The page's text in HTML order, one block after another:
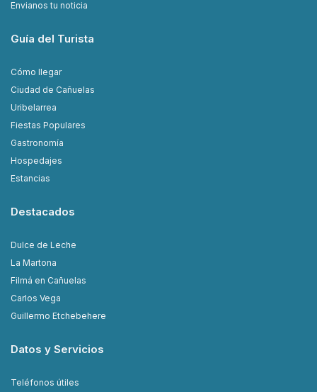
Envianos tu noticia
Guía del Turista
Cómo llegar
Ciudad de Cañuelas
Uribelarrea
Fiestas Populares
Gastronomía
Hospedajes
Estancias
Destacados
Dulce de Leche
La Martona
Filmá en Cañuelas
Carlos Vega
Guillermo Etchebehere
Datos y Servicios
Teléfonos útiles